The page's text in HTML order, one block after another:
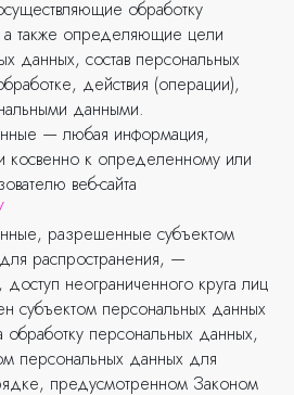
обработку
а также определяющие цели
данных, состав персональных
действия (операции),
данными.
— любая информация,
косвенно к определенному или
веб-сайта
разрешенные субъектом
распространения, —
неограниченного круга лиц
субъектом персональных данных
обработку персональных данных,
персональных данных для
предусмотренном Законом